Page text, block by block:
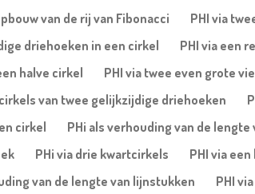
van de rij van Fibonacci
PHI via
driehoeken in een cirkel
PHI via een
halve cirkel
PHI via twee even grote
van twee gelijkzijdige driehoeken
cirkel
PHi als verhouding van de
PHi via drie kwartcirkels
PHI via
van de lengte van lijnstukken
PHI